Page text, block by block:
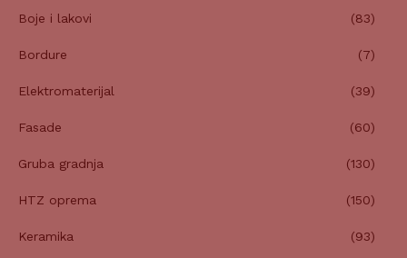
Boje i lakovi (83)
Bordure (7)
Elektromaterijal (39)
Fasade (60)
Gruba gradnja (130)
HTZ oprema (150)
Keramika (93)